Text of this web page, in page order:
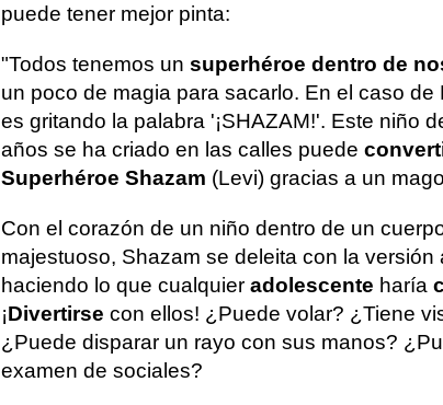
puede tener mejor pinta:
"Todos tenemos un superhéroe dentro de
un poco de magia para sacarlo. En el caso de
es gritando la palabra '¡SHAZAM!'. Este niño
años se ha criado en las calles puede
Superhéroe Shazam (Levi) gracias a un
Con el corazón de un niño dentro de un
majestuoso, Shazam se deleita con la versión
haciendo lo que cualquier adolescente haría
¡Divertirse con ellos! ¿Puede volar? ¿Tiene
¿Puede disparar un rayo con sus manos?
examen de sociales?